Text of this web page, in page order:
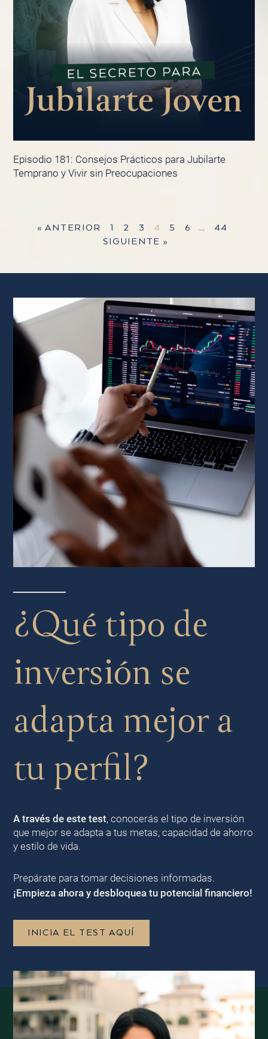
Episodio 181: Consejos Prácticos para Jubilarte
Temprano y Vivir sin Preocupaciones
« ANTERIOR 1 2 3 4 5 6 …
44
SIGUIENTE »
¿Qué tipo de
inversión se
adapta mejor a
tu perfil?
A través de este test, conocerás el tipo de inversión
que mejor se adapta a tus metas, capacidad de ahorro
y estilo de vida.
Prepárate para tomar decisiones informadas.
¡Empieza ahora y desbloquea tu potencial financiero!
INICIA EL TEST AQUÍ